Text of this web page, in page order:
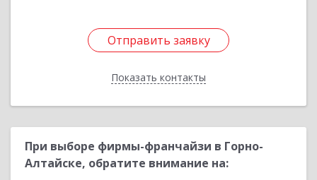
Отправить заявку
Показать контакты
Отправить заявку
Назад
При выборе фирмы-франчайзи в Горно-
Алтайске, обратите внимание на: